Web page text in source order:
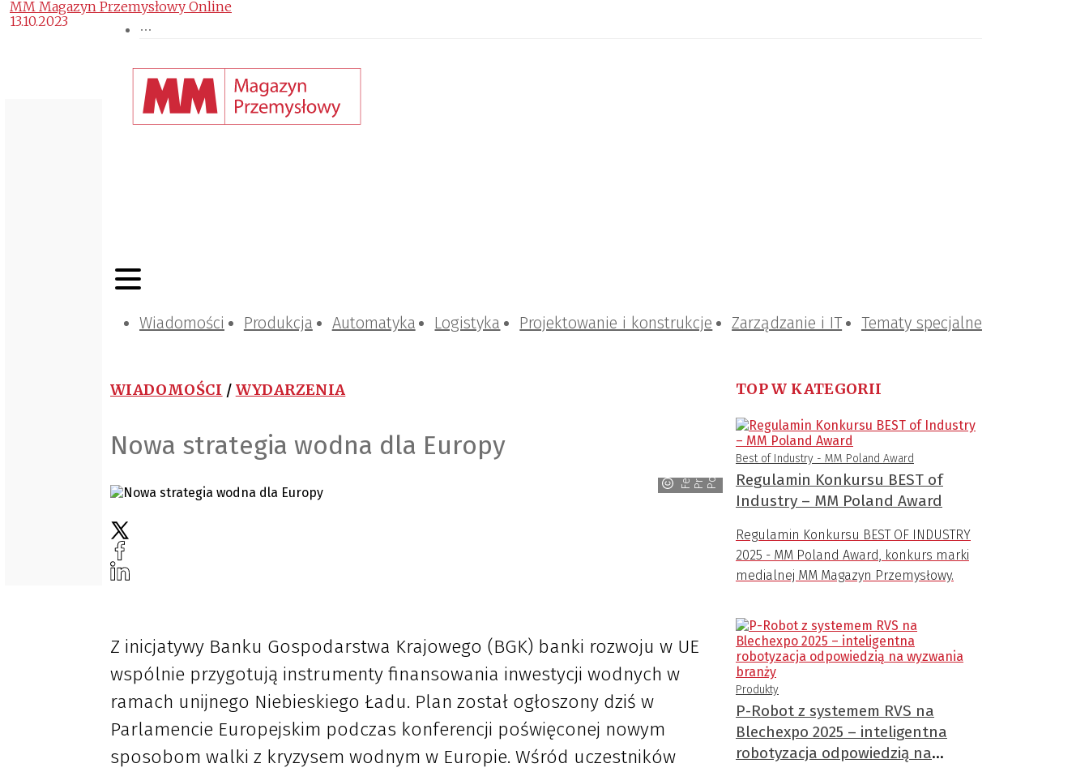
Wiadomości Produkcja Automatyka Logistyka Projektowanie i konstrukcje Zarządzanie i IT Tematy specjalne
WIADOMOŚCI / WYDARZENIA
Nowa strategia wodna dla Europy F
e
d
e
r
a c
j
a
P
r
z
e
d
s
i
ę
b
i
o
r
c
ó
P
o
l
s
k
i
c h
MM Magazyn Przemysłowy Online
13.10.2023
Z inicjatywy Banku Gospodarstwa Krajowego (BGK) banki rozwoju w UE
wspólnie przygotują instrumenty finansowania inwestycji wodnych w
ramach unijnego Niebieskiego Ładu. Plan został ogłoszony dziś w
Parlamencie Europejskim podczas konferencji poświęconej nowym
sposobom walki z kryzysem wodnym w Europie. Wśród uczestników
TOP W KATEGORII
Best of Industry - MM Poland Award
Regulamin Konkursu BEST of
Industry – MM Poland Award
Regulamin Konkursu BEST OF INDUSTRY
2025 - MM Poland Award, konkurs marki
medialnej MM Magazyn Przemysłowy.
Produkty
P-Robot z systemem RVS na
Blechexpo 2025 – inteligentna
robotyzacja odpowiedzią na